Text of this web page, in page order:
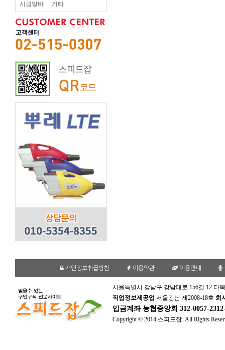
시급알바 기타
개인정보취급방침 이용약관 이용안내
서울특별시 강남구 강남대로 156길 12 다
직업정보제공업 서울강남 제2008-18호 회
입금계좌 농협중앙회 312-0057-
Copyright © 2014 스피드잡. All Rights